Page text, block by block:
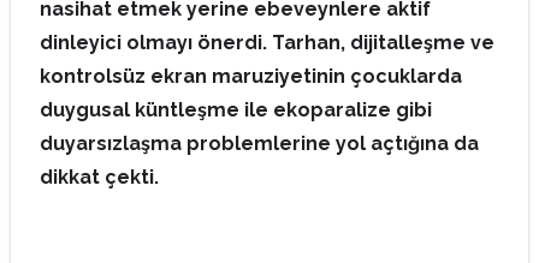
nasihat etmek yerine ebeveynlere aktif
dinleyici olmayı önerdi. Tarhan, dijitalleşme ve
kontrolsüz ekran maruziyetinin çocuklarda
duygusal küntleşme ile ekoparalize gibi
duyarsızlaşma problemlerine yol açtığına da
dikkat çekti.